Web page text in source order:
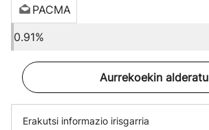
PACMA
0.91%
Aurrekoekin alderatu
Erakutsi informazio irisgarria